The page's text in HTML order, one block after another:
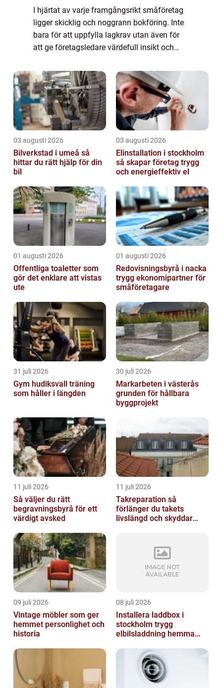
I hjärtat av varje framgångsrikt småföretag
ligger skicklig och noggrann bokföring. Inte
bara för att uppfylla lagkrav utan även för
att ge företagsledare värdefull insikt och
03 augusti 2026
Bilverkstad i umeå så
hittar du rätt hjälp för din
bil
03 augusti 2026
Elinstallation i stockholm
så skapar företag trygg
och energieffektiv el
01 augusti 2026
Offentliga toaletter som
gör det enklare att vistas
ute
01 augusti 2026
Redovisningsbyrå i nacka
trygg ekonomipartner för
småföretagare
31 juli 2026
Gym hudiksvall träning
som håller i längden
30 juli 2026
Markarbeten i västerås
grunden för hållbara
byggprojekt
11 juli 2026
Så väljer du rätt
begravningsbyrå för ett
värdigt avsked
11 juli 2026
Takreparation så
förlänger du takets
livslängd och skyddar
09 juli 2026
Vintage möbler som ger
hemmet personlighet och
historia
08 juli 2026
Installera laddbox i
stockholm trygg
elbilsladdning hemma